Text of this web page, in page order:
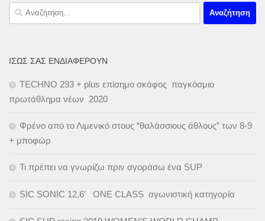
Αναζήτηση
για:
ΊΣΩΣ ΣΑΣ ΕΝΔΙΑΦΈΡΟΥΝ
TECHNO 293 + plus επίσημο σκάφος παγκόσμιο
πρωτάθλημα νέων 2020
Φρένο από το Λιμενικό στους “θαλάσσιους άθλους” των 8-9
+ μποφώρ
Τι πρέπει να γνωρίζω πριν αγοράσω ένα SUP
SIC SONIC 12,6′ ONE CLASS αγωνιστική κατηγορία